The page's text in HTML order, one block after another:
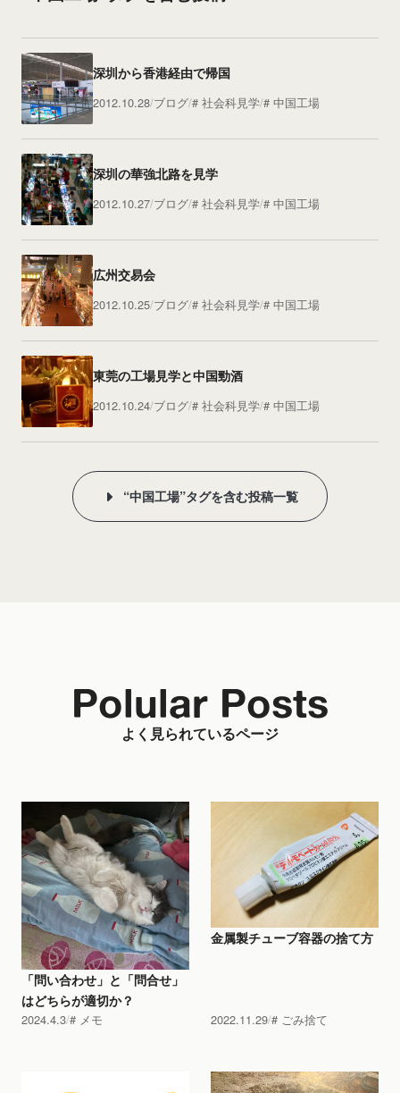
深圳から香港経由で帰国
2012.10.28 ブログ 社会科見学 中国工場
深圳の華強北路を見学
2012.10.27 ブログ 社会科見学 中国工場
広州交易会
2012.10.25 ブログ 社会科見学 中国工場
東莞の工場見学と中国勁酒
2012.10.24 ブログ 社会科見学 中国工場
“中国工場”タグを含む投稿一覧
よく見られているページ
Polular Posts
「問い合わせ」と「問合せ」
はどちらが適切か？
2024.4.3 メモ
金属製チューブ容器の捨て方
2022.11.29 ごみ捨て